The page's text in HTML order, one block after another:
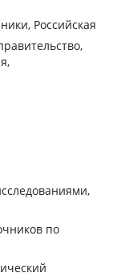
Российская
по